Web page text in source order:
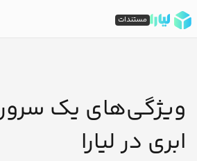
ویژگی‌های یک
ابری در لیارا
مستندات